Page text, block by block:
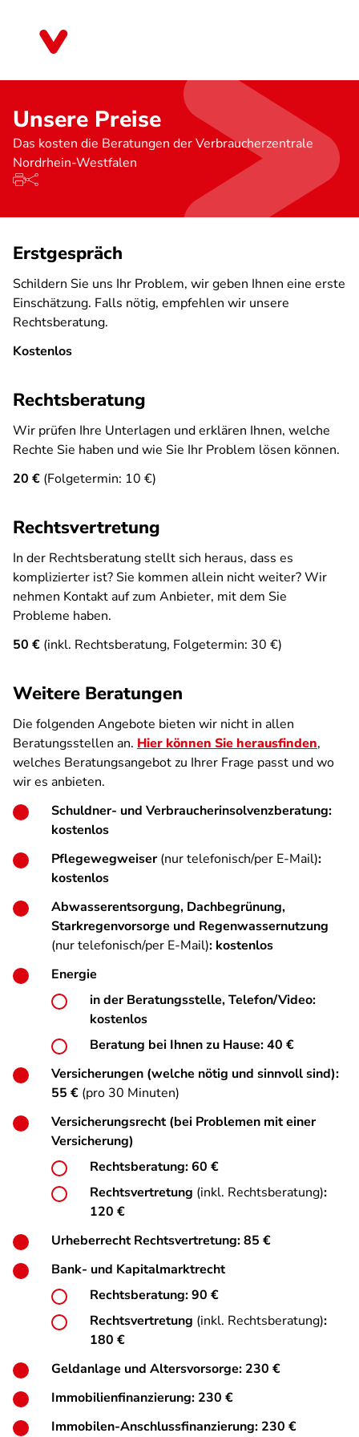
Unsere Preise
Das kosten die Beratungen der Verbraucherzentrale
Nordrhein-Westfalen
Erstgespräch
Schildern Sie uns Ihr Problem, wir geben Ihnen eine erste
Einschätzung. Falls nötig, empfehlen wir unsere
Rechtsberatung.
Kostenlos
Rechtsberatung
Wir prüfen Ihre Unterlagen und erklären Ihnen, welche
Rechte Sie haben und wie Sie Ihr Problem lösen können.
20 € (Folgetermin: 10 €)
Rechtsvertretung
In der Rechtsberatung stellt sich heraus, dass es
komplizierter ist? Sie kommen allein nicht weiter? Wir
nehmen Kontakt auf zum Anbieter, mit dem Sie
Probleme haben.
50 € (inkl. Rechtsberatung, Folgetermin: 30 €)
Weitere Beratungen
Die folgenden Angebote bieten wir nicht in allen
Beratungsstellen an. Hier können Sie herausfinden,
welches Beratungsangebot zu Ihrer Frage passt und wo
wir es anbieten.
Schuldner- und Verbraucherinsolvenzberatung:
kostenlos
Pflegewegweiser(nur telefonisch/per E-Mail):
kostenlos
Abwasserentsorgung, Dachbegrünung,
Starkregenvorsorge und Regenwassernutzung
(nur telefonisch/per E-Mail): kostenlos
Energie
in der Beratungsstelle, Telefon/Video:
kostenlos
Beratung bei Ihnen zu Hause: 40 €
Versicherungen (welche nötig und sinnvoll sind):
55 € (pro 30 Minuten)
Versicherungsrecht (bei Problemen mit einer
Versicherung)
Rechtsberatung: 60 €
Rechtsvertretung (inkl. Rechtsberatung):
120 €
Urheberrecht Rechtsvertretung: 85 €
Bank- und Kapitalmarktrecht
Rechtsberatung: 90 €
Rechtsvertretung (inkl. Rechtsberatung):
180 €
Geldanlage und Altersvorsorge: 230 €
Immobilienfinanzierung: 230 €
Immobilen-Anschlussfinanzierung: 230 €